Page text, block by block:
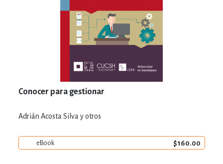
Conocer para gestionar
Adrián Acosta Silva y otros
eBook $160.00